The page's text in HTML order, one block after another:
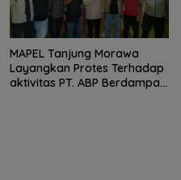
MAPEL Tanjung Morawa
Layangkan Protes Terhadap
aktivitas PT. ABP Berdampak